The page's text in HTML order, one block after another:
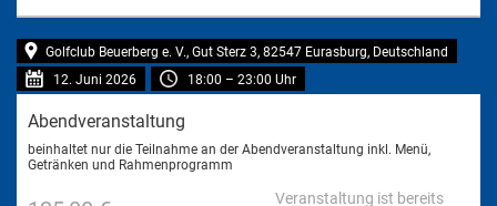
Golfclub Beuerberg e. V., Gut Sterz 3, 82547 Eurasburg, Deutschland
12. Juni 2026
18:00 – 23:00 Uhr
Abendveranstaltung
beinhaltet nur die Teilnahme an der Abendveranstaltung inkl. Menü,
Getränken und Rahmenprogramm
Veranstaltung ist bereits